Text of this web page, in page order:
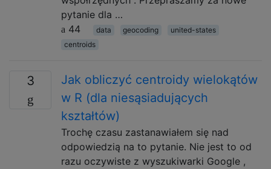
pytanie dla …
44
data geocoding
united-states
centroids
3
Jak obliczyć centroidy wielokątów
w R (dla niesąsiadujących
kształtów)
Trochę czasu zastanawiałem się nad
odpowiedzią na to pytanie. Nie jest to od
razu oczywiste z wyszukiwarki Google ,